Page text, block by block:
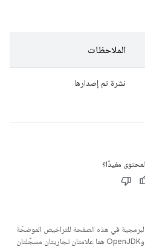
الملاحظات
نشرة تم إصدارها
مفيدًا؟
في هذه الصفحة للتراخيص الموضحّة
. إنّ Java وOpenJDK هما علامتان تجاريتان مسجَّلتان